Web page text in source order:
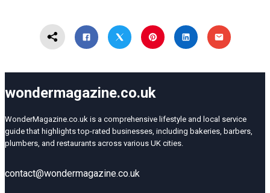
wondermagazine.co.uk
WonderMagazine.co.uk is a comprehensive lifestyle and local service
guide that highlights top-rated businesses, including bakeries, barbers,
plumbers, and restaurants across various UK cities.
contact@wondermagazine.co.uk